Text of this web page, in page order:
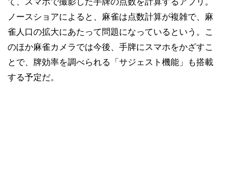
ノースショアによると、麻雀は点数計算が複雑で、麻
雀人口の拡大にあたって問題になっているという。こ
のほか麻雀カメラでは今後、手牌にスマホをかざすこ
とで、牌効率を調べられる「サジェスト機能」も搭載
する予定だ。